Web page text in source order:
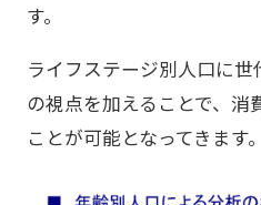
す。
ライフステージ別人口に
の視点を加えることで、消
ことが可能となってきます。